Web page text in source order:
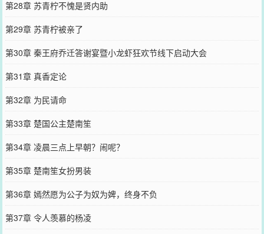
第28章 苏青柠不愧是贤内助
第29章 苏青柠被亲了
第30章 秦王府乔迁答谢宴暨小龙虾狂欢节线下启动大会
第31章 真香定论
第32章 为民请命
第33章 楚国公主楚南笙
第34章 凌晨三点上早朝？闹呢？
第35章 楚南笙女扮男装
第36章 嫣然愿为公子为奴为婢，终身不负
第37章 令人羡慕的杨凌